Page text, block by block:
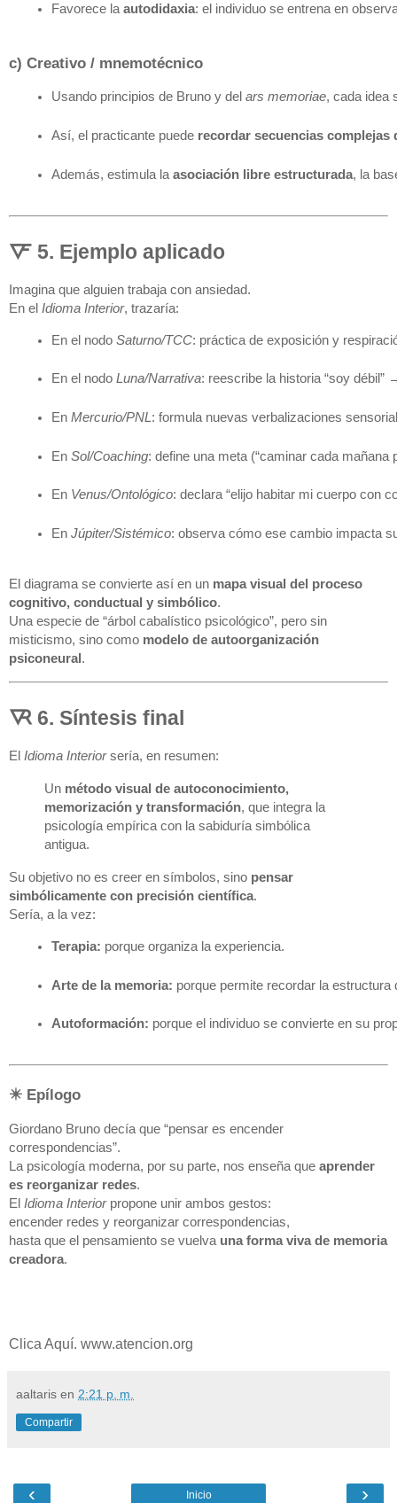
Favorece la autodidaxia: el individuo se entrena en
c) Creativo / mnemotécnico
Usando principios de Bruno y del ars memoriae, cada idea
Así, el practicante puede recordar secuencias complejas
Además, estimula la asociación libre estructurada, la
🜅 5. Ejemplo aplicado
Imagina que alguien trabaja con ansiedad.
En el Idioma Interior, trazaría:
En el nodo Saturno/TCC: práctica de exposición y
En el nodo Luna/Narrativa: reescribe la historia “soy débil”
En Mercurio/PNL : formula nuevas verbalizaciones
En Sol/Coaching: define una meta (“caminar cada mañana
En Venus/Ontológico: declara “elijo habitar mi cuerpo con
En Júpiter/Sistémico: observa cómo ese cambio impacta
El diagrama se convierte así en un mapa visual del proceso
cognitivo, conductual y simbólico.
Una especie de “árbol cabalístico psicológico”, pero sin
misticismo, sino como modelo de autoorganización
psiconeural .
🜆 6. Síntesis final
El Idioma Interiorsería, en resumen:
Un método visual de autoconocimiento,
memorización y transformación, que integra la
psicología empírica con la sabiduría simbólica
antigua.
Su objetivo no es creer en símbolos, sino pensar
simbólicamente con precisión científica.
Sería, a la vez:
Terapia: porque organiza la experiencia.
Arte de la memoria: porque permite recordar la estructura
Autoformación: porque el individuo se convierte en su
✴️ Epílogo
Giordano Bruno decía que “pensar es encender
correspondencias”.
La psicología moderna, por su parte, nos enseña que aprender
es reorganizar redes.
El Idioma Interiorpropone unir ambos gestos:
encender redes y reorganizar correspondencias,
hasta que el pensamiento se vuelva una forma viva de memoria
creadora.
Clica Aquí. www.atencion.org
aaltaris en 2:21 p. m.
Compartir
‹ ›
Inicio